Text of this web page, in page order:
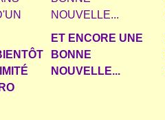
ET ENCORE UNE
BONNE
NOUVELLE...